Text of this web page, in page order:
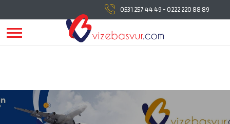
tüm vize başvuru işlemlerinde
yanınızda!vizebasvur.comgünümüzün sürekli değişen
koşullarına uygun olarak farklı alanlarda hizmet vermeye,
hizmetlerine yeni konular eklemeye devam ediyor.
0531 257 44 49 - 0222 220 88 89